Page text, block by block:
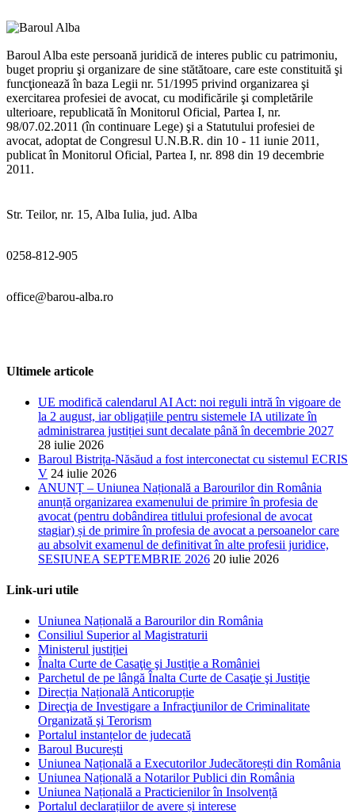
Baroul Alba este persoană juridică de interes public cu patrimoniu,
buget propriu şi organizare de sine stătătoare, care este constituită şi
funcţionează în baza Legii nr. 51/1995 privind organizarea şi
exercitarea profesiei de avocat, cu modificările şi completările
ulterioare, republicată în Monitorul Oficial, Partea I, nr.
98/07.02.2011 (în continuare Lege) şi a Statutului profesiei de
avocat, adoptat de Congresul U.N.B.R. din 10 - 11 iunie 2011,
publicat în Monitorul Oficial, Partea I, nr. 898 din 19 decembrie
2011.
Str. Teilor, nr. 15, Alba Iulia, jud. Alba
0258-812-905
office@barou-alba.ro
Ultimele articole
UE modifică calendarul AI Act: noi reguli intră în vigoare de
la 2 august, iar obligațiile pentru sistemele IA utilizate în
administrarea justiției sunt decalate până în decembrie 2027
28 iulie 2026
Baroul Bistrița-Năsăud a fost interconectat cu sistemul ECRIS
V 24 iulie 2026
ANUNȚ – Uniunea Națională a Barourilor din România
anunță organizarea examenului de primire în profesia de
avocat (pentru dobândirea titlului profesional de avocat
stagiar) și de primire în profesia de avocat a persoanelor care
au absolvit examenul de definitivat în alte profesii juridice,
SESIUNEA SEPTEMBRIE 2026 20 iulie 2026
Link-uri utile
Uniunea Națională a Barourilor din România
Consiliul Superior al Magistraturii
Ministerul justiției
Înalta Curte de Casaţie şi Justiţie a României
Parchetul de pe lângă Înalta Curte de Casaţie şi Justiţie
Direcția Națională Anticorupție
Direcţia de Investigare a Infracţiunilor de Criminalitate
Organizată şi Terorism
Portalul instanțelor de judecată
Baroul București
Uniunea Națională a Executorilor Judecătorești din România
Uniunea Națională a Notarilor Publici din România
Uniunea Națională a Practicienilor în Insolvență
Portalul declarațiilor de avere și interese